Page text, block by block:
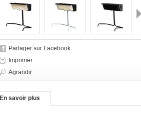
Partager sur Facebook
Imprimer
Agrandir
En savoir plus